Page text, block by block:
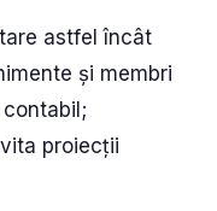
astfel încât
și membri
proiecții